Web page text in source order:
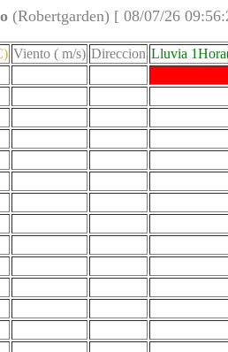
(Robertgarden) [ 08/07/26
Viento ( m/s) Direccion Lluvia